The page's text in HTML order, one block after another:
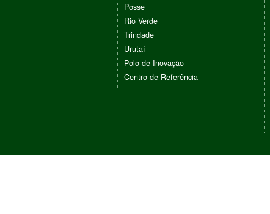
Posse
Rio Verde
Trindade
Urutaí
Polo de Inovação
Centro de Referência